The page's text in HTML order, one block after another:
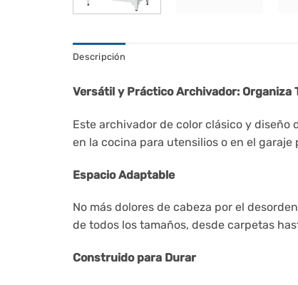
Descripción
Versátil y Práctico Archivador: Organiza
Este archivador de color clásico y
en la cocina para utensilios o en el
Espacio Adaptable
No más dolores de cabeza por el
de todos los tamaños, desde carpetas
Construido para Durar